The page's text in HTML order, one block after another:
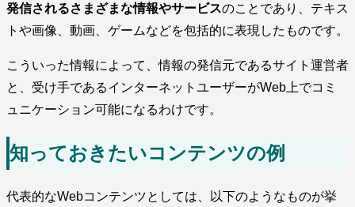
発信されるさまざまな情報やサービスのことであり、テキス
トや画像、動画、ゲームなどを包括的に表現したものです。
こういった情報によって、情報の発信元であるサイト運営者
と、受け手であるインターネットユーザーがWeb上でコミ
ュニケーション可能になるわけです。
知っておきたいコンテンツの例
代表的なWebコンテンツとしては、以下のようなものが挙